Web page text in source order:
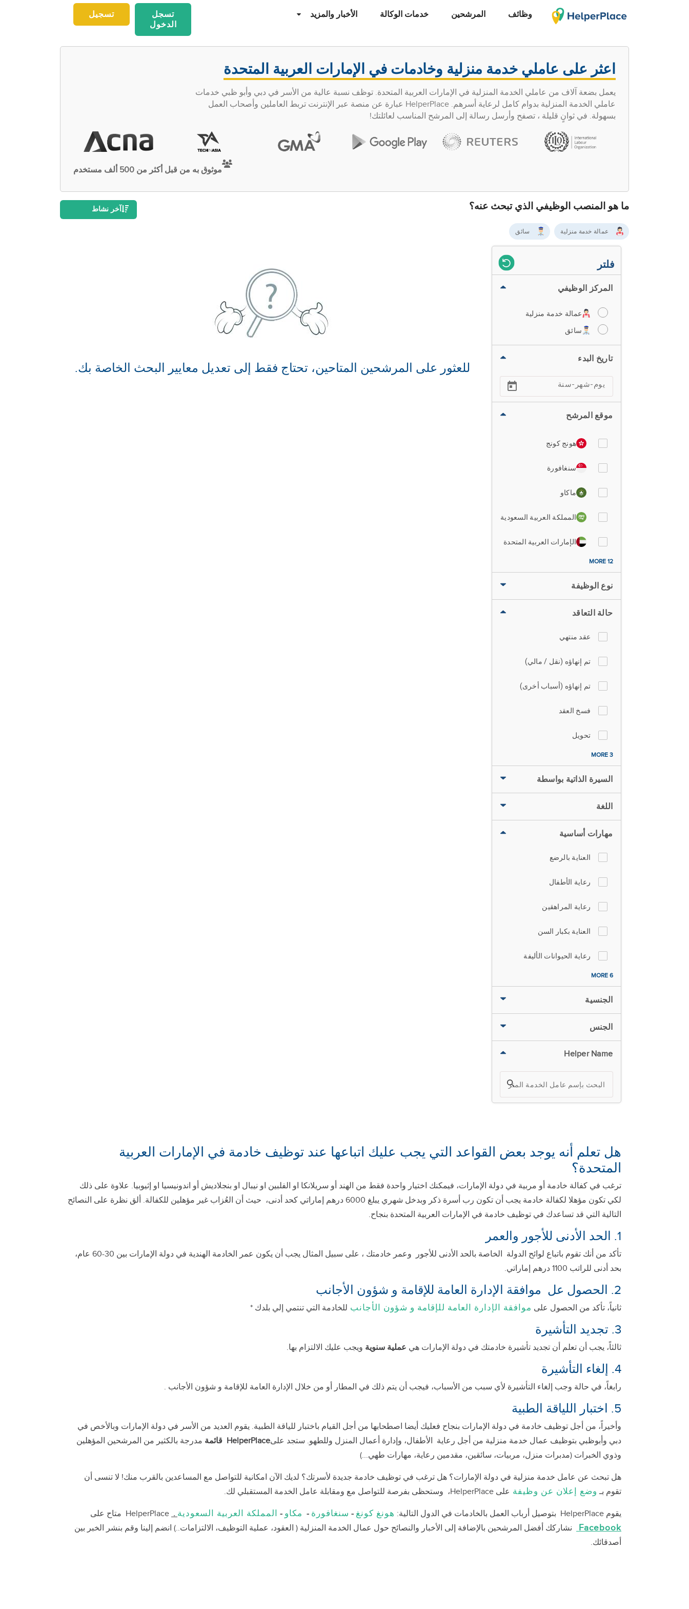
وظائف المرشحين خدمات الوكالة الأخبار والمزيد تسجيل
تسجل
الدخول
اعثر على عاملي خدمة منزلية وخادمات في الإمارات العربية المتحدة
يعمل بضعة آلاف من عاملي الخدمة المنزلية في الإمارات العربية المتحدة. توظف نسبة عالية من الأسر في دبي وأبو ظبي خدمات
عاملي الخدمة المنزلية بدوام كامل لرعاية أسرهم. HelperPlace عبارة عن منصة عبر الإنترنت تربط العاملين وأصحاب العمل
بسهولة. في ثوانٍ قليلة ، تصفح وأرسل رسالة إلى المرشح المناسب لعائلتك!
موثوق به من قبل أكثر من 500 ألف مستخدم
ما هو المنصب الوظيفي الذي تبحث عنه؟ آخر نشاط
عمالة خدمة منزلية سائق
فلتر
المركز الوظيفي
عمالة خدمة منزلية
سائق
تاريخ البدء
موقع المرشح
هونج كونج
سنغافورة
ماكاو
المملكة العربية السعودية
الإمارات العربية المتحدة
12 MORE
نوع الوظيفة
حالة التعاقد
عقد منتهي
تم إنهاؤه (نقل / مالي)
تم إنهاؤه (أسباب أخرى)
فسخ العقد
تحويل
3 MORE
السيرة الذاتية بواسطة
اللغة
مهارات أساسية
العناية بالرضع
رعاية الأطفال
رعاية المراهقين
العناية بكبار السن
رعاية الحيوانات الأليفة
6 MORE
الجنسية
الجنس
Helper Name
للعثور على المرشحين المتاحين، تحتاج فقط إلى تعديل معايير البحث الخاصة بك.
هل تعلم أنه يوجد بعض القواعد التي يجب عليك اتباعها عند توظيف خادمة في الإمارات العربية
المتحدة؟
ترغب في كفالة خادمة أو مربية في دولة الإمارات، فيمكنك اختيار واحدة فقط من الهند أو سريلانكا او الفلبين او نيبال او بنجلاديش أو اندونيسيا او إثيوبيا. علاوة على ذلك
لكي تكون مؤهلا لكفالة خادمة يجب أن تكون رب أسرة ذكر وبدخل شهري يبلغ 6000 درهم إماراتي كحد أدنى، حيث أن العُزاب غير مؤهلين للكفالة. ألق نظرة على النصائح
التالية التي قد تساعدك في توظيف خادمة في الإمارات العربية المتحدة بنجاح.
1. الحد الأدنى للأجور والعمر
تأكد من أنك تقوم باتباع لوائح الدولة الخاصة بالحد الأدنى للأجور وعمر خادمتك ، على سبيل المثال يجب أن يكون عمر الخادمة الهندية في دولة الإمارات بين 30-60 عام،
بحد أدنى للراتب 1100 درهم إماراتي.
2. الحصول عل موافقة الإدارة العامة للإقامة و شؤون الأجانب
ثانياً، تأكد من الحصول على موافقة الإدارة العامة للإقامة و شؤون الأجانب للخادمة التي تنتمي إلي بلدك *
3. تجديد التأشيرة
ثالثاً، يجب أن تعلم أن تجديد تأشيرة خادمتك في دولة الإمارات هي عملية سنوية ويجب عليك الالتزام بها.
4. إلغاء التأشيرة
رابغاً، في حالة وجب إلغاء التأشيرة لأي سبب من الأسباب، فيجب أن يتم ذلك في المطار أو من خلال الإدارة العامة للإقامة و شؤون الأجانب .
5. اختبار اللياقة الطبية
وأخيراً، من أجل توظيف خادمة في دولة الإمارات بنجاح فعليك أيضا اصطحابها من أجل القيام باختبار للياقة الطبية. يقوم العديد من الأسر في دولة الإمارات وبالأخص في
دبي وأبوظبي بتوظيف عمال خدمة منزلية من أجل رعاية الأطفال، وإدارة أعمال المنزل وللطهو. ستجد علىHelperPlace قائمة مدرجة بالكثير من المرشحين المؤهلين
وذوي الخبرات (مدبرات منزل، مربيات، سائقين، مقدمين رعاية، مهارات طهي...)
هل تبحث عن عامل خدمة منزلية في دولة الإمارات؟ هل ترغب في توظيف خادمة جديدة لأسرتك؟ لديك الآن امكانية للتواصل مع المساعدين بالقرب منك! لا تنسى أن
تقوم بـ وضع إعلان عن وظيفة على HelperPlace، وستحظى بفرصة للتواصل مع ومقابلة عامل الخدمة المستقبلي لك.
يقوم HelperPlace بتوصيل أرباب العمل بالخادمات في الدول التالية: هونغ كونغ - سنغافورة - مكاو - المملكة العربية السعودية .
Facebook
نشاركك أفضل المرشحين بالإضافة إلى الأخبار والنصائح حول عمال الخدمة المنزلية ( العقود، عملية التوظيف، الالتزامات..) انضم إلينا وقم بنشر الخبر بين
أصدقائك.